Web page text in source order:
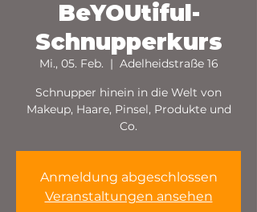
BeYOUtiful-
Schnupperkurs
Mi., 05. Feb.
  |
Adelheidstraße 16
Schnupper hinein in die Welt von
Makeup, Haare, Pinsel, Produkte und
Co.
Anmeldung abgeschlossen
Veranstaltungen ansehen